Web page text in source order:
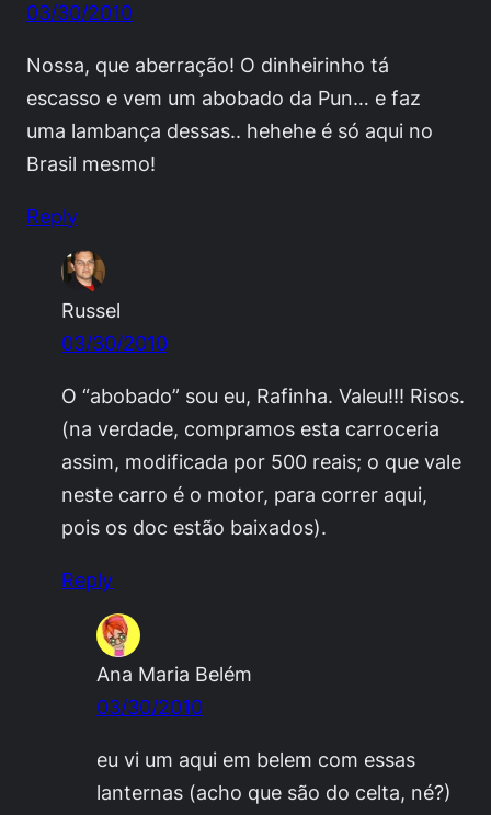
03/30/2010
Nossa, que aberração! O dinheirinho tá
escasso e vem um abobado da Pun… e faz
uma lambança dessas.. hehehe é só aqui no
Brasil mesmo!
Reply
Russel
03/30/2010
O “abobado” sou eu, Rafinha. Valeu!!! Risos.
(na verdade, compramos esta carroceria
assim, modificada por 500 reais; o que vale
neste carro é o motor, para correr aqui,
pois os doc estão baixados).
Reply
Ana Maria Belém
03/30/2010
eu vi um aqui em belem com essas
lanternas (acho que são do celta, né?)